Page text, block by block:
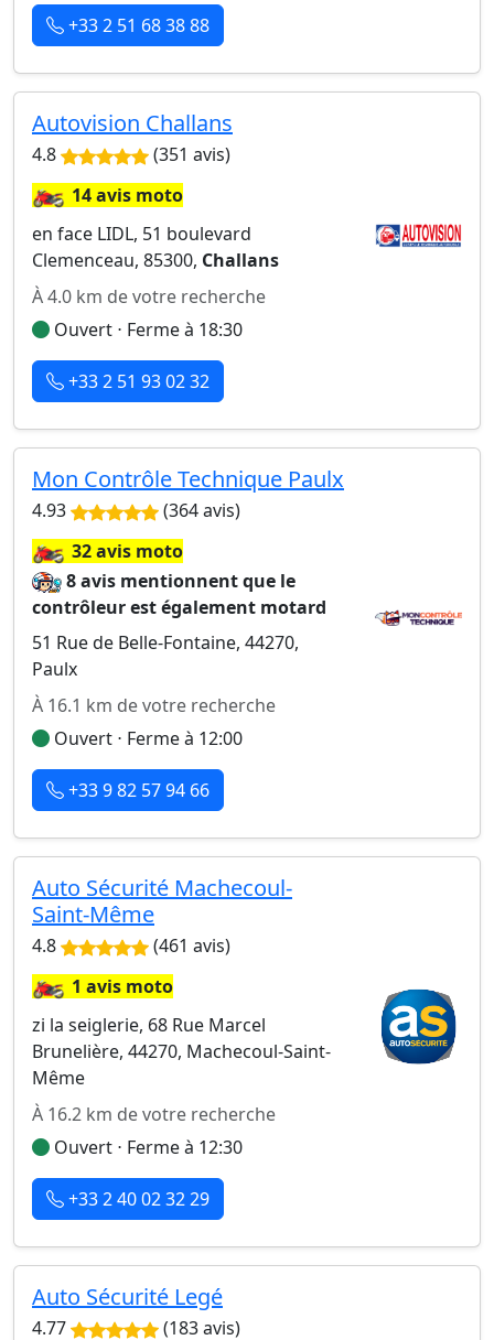
+33 2 51 68 38 88
Autovision Challans
4.8 (351 avis)
🏍️14 avis moto
en face LIDL, 51 boulevard
Clemenceau, 85300, Challans
À 4.0 km de votre recherche
Ouvert ⋅ Ferme à 18:30
+33 2 51 93 02 32
Mon Contrôle Technique Paulx
4.93 (364 avis)
🏍️32 avis moto
8 avis mentionnent que le
contrôleur est également motard
51 Rue de Belle-Fontaine, 44270,
Paulx
À 16.1 km de votre recherche
Ouvert ⋅ Ferme à 12:00
+33 9 82 57 94 66
Auto Sécurité Machecoul-
Saint-Même
4.8 (461 avis)
🏍️1 avis moto
zi la seiglerie, 68 Rue Marcel
Brunelière, 44270, Machecoul-Saint-
Même
À 16.2 km de votre recherche
Ouvert ⋅ Ferme à 12:30
+33 2 40 02 32 29
Auto Sécurité Legé
4.77 (183 avis)